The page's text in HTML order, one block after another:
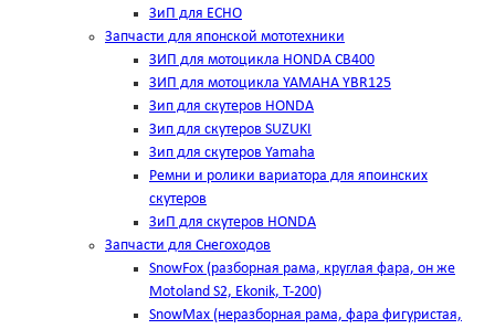
ЗиП для ЕСНО
Запчасти для японской мототехники
ЗИП для мотоцикла HONDA CB400
ЗИП для мотоцикла YAMAHA YBR125
Зип для скутеров HONDA
Зип для скутеров SUZUKI
Зип для скутеров Yamaha
Ремни и ролики вариатора для япоинских
скутеров
ЗиП для скутеров HONDA
Запчасти для Снегоходов
SnowFox (разборная рама, круглая фара, он же
Motoland S2, Ekonik, T-200)
SnowMax (неразборная рама, фара фигуристая,